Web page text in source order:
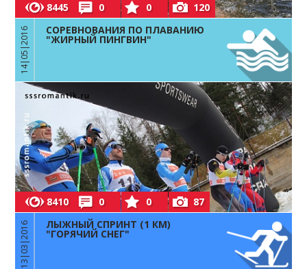
8445 0 0 120
14|05|2016 СОРЕВНОВАНИЯ ПО ПЛАВАНИЮ
"ЖИРНЫЙ ПИНГВИН"
8410 0 0 87
13|03|2016 ЛЫЖНЫЙ СПРИНТ (1 КМ)
"ГОРЯЧИЙ СНЕГ"